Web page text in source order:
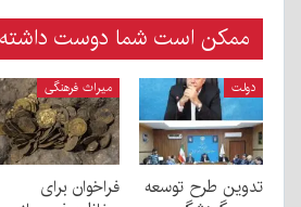
ممکن است شما دوست داشته
دولت
تدوین طرح توسعه
میراث فرهنگی
فراخوان برای